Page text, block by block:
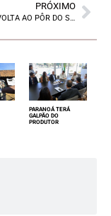
PRÓXIMO
CASTRA-DF VOLTA AO PÔR DO SOL
PARANOÁ TERÁ
GALPÃO DO
PRODUTOR